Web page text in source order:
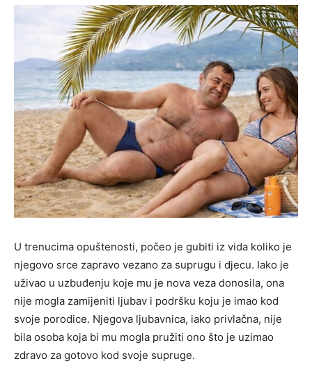
U trenucima opuštenosti, počeo je gubiti iz vida koliko je
njegovo srce zapravo vezano za suprugu i djecu. Iako je
uživao u uzbuđenju koje mu je nova veza donosila, ona
nije mogla zamijeniti ljubav i podršku koju je imao kod
svoje porodice. Njegova ljubavnica, iako privlačna, nije
bila osoba koja bi mu mogla pružiti ono što je uzimao
zdravo za gotovo kod svoje supruge.